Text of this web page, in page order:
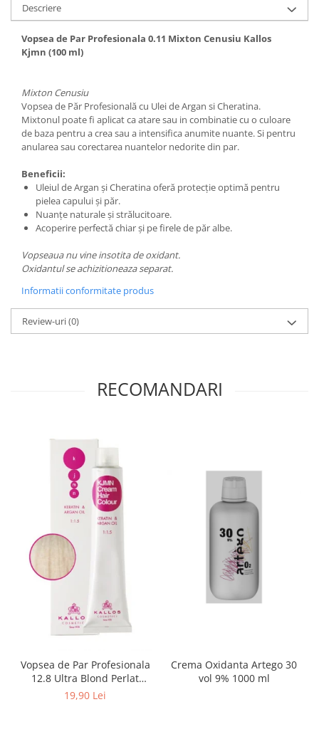
Produse manichiura & pedichiura
Oja si lac de unghii
Accesorii manichiura & pedichiura
Seturi cadou
Descriere
Vopsea de Par Profesionala 0.11 Mixton Cenusiu Kallos
Kjmn (100 ml)
Mixton Cenusiu
Vopsea de Păr Profesională cu Ulei de Argan si Cheratina.
Mixtonul poate fi aplicat ca atare sau in combinatie cu o culoare
de baza pentru a crea sau a intensifica anumite nuante. Si pentru
anularea sau corectarea nuantelor nedorite din par.
Beneficii:
Uleiul de Argan şi Cheratina oferă protecţie optimă pentru
pielea capului şi păr.
Nuanţe naturale şi strălucitoare.
Acoperire perfectă chiar şi pe firele de păr albe.
Vopseaua nu vine insotita de oxidant.
Oxidantul se achizitioneaza separat.
Informatii conformitate produs
Review-uri(0)
RECOMANDARI
Vopsea de Par Profesionala
12.8 Ultra Blond Perlat
Special Kallos Kjmn (100 ml)
19,90 Lei
Crema Oxidanta Artego 30
vol 9% 1000 ml